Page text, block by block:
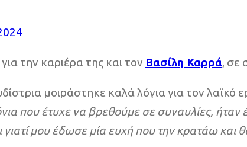
την καριέρα της και τον Βασίλη Καρρά, σε
μοιράστηκε καλά λόγια για τον λαϊκό
που έτυχε να βρεθούμε σε συναυλίες,
γιατί μου έδωσε μία ευχή που την κρατάω και